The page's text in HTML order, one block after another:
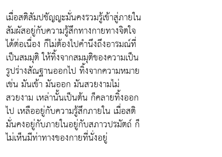
เมื่อสติสัมปชัญญะมั่นคงรวมรู้เข้าสู่ภายใน
สัมผัสอยู่กับความรู้สึกทางกายทางจิตใจ
ได้ต่อเนื่อง ก็ไม่ต้องไปคำนึงถึงอารมณ์ที่
เป็นสมมุติ ให้ทิ้งจากสมมุติของความเป็น
รูปร่างสัณฐานออกไป ทิ้งจากความหมาย
เช่น มันเข้า มันออก มันสวยงามไม่
สวยงาม เหล่านั้นเป็นต้น ก็คลายทิ้งออก
ไป เหลืออยู่กับความรู้สึกภายใน เมื่อสติ
มั่นคงอยู่กับภายในอยู่กับสภาวปรมัตถ์ ก็
ไม่เห็นมีท่าทางของกายที่นั่งอยู่